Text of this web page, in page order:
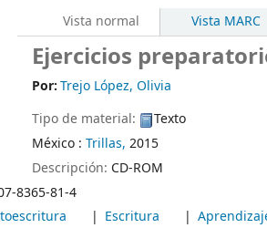
Vista normal Vista MARC
Ejercicios
Por:Trejo López, Olivia
Tipo de material:
Texto
México : Trillas, 2015
Descripción: CD-ROM
8365-81-4
Escritura